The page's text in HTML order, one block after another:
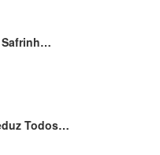
Safrinh…
Todos…